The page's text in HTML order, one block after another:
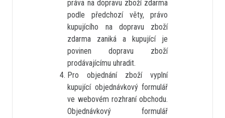
práva na dopravu zboží zdarma
podle předchozí věty, právo
kupujícího na dopravu zboží
zdarma zaniká a kupující je
povinen dopravu zboží
prodávajícímu uhradit.
Pro objednání zboží vyplní
kupující objednávkový formulář
ve webovém rozhraní obchodu.
Objednávkový formulář